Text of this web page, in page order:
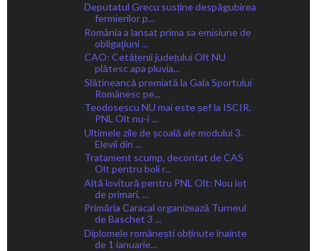
Deputatul Grecu susține despăgubirea
fermierilor p...
România a lansat prima sa emisiune de
obligaţiuni ...
CAO: Cetățenii județului Olt NU
plătesc apa pluvia...
Slătineancă premiată la Gala Sportului
Românesc pe...
Teodosescu NU mai este șef la ISCIR.
PNL Olt nu-i ...
Ultimele zile de școală ale modului 3.
Elevii din ...
Tratament scump, decontat de CAS
Olt pentru boli r...
Altă lovitură pentru PNL Olt: Nou lot
de primari, ...
Primăria Caracal organizează Turneul
de Baschet 3 ...
Diplomele românești obținute înainte
de 1 ianuarie...